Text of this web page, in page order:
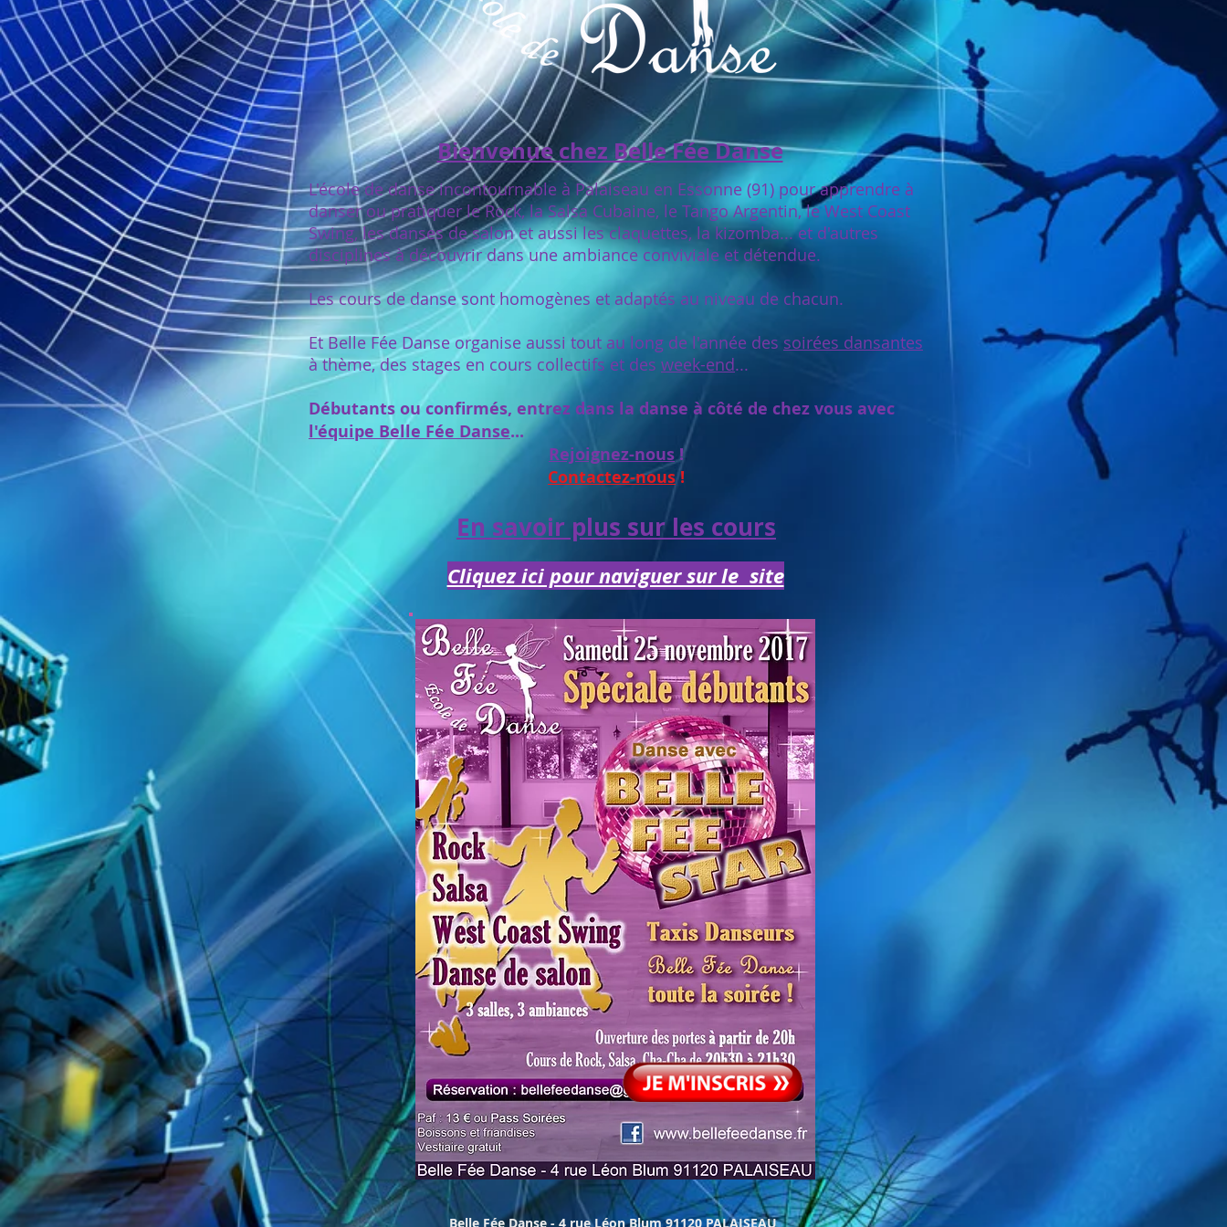
Bienvenue chez Belle Fée Danse
L'école de danse incontournable à Palaiseau en Essonne (91) pour apprendre à
danser ou pratiquer le Rock, la Salsa Cubaine, le Tango Argentin, le West Coast
Swing, les danses de salon et aussi les claquettes, la kizomba... et d'autres
disciplines à découvrir dans une ambiance conviviale et détendue.
Les cours de danse sont homogènes et adaptés au niveau de chacun.
Et Belle Fée Danse organise aussi tout au long de l'année des soirées dansantes
à thème, des stages en cours collectifs et des week-end...
Débutants ou confirmés, entrez dans la danse à côté de chez vous avec
l'équipe Belle Fée Danse...
Rejoignez-nous!
Contactez-nous!
En savoir plus sur les cours
Cliquez ici pour naviguer sur le site
Belle Fée Danse - 4 rue Léon Blum 91120 PALAISEAU